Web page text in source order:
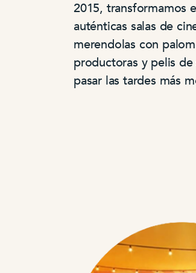
2015, transformamos
auténticas salas de
merendolas con
productoras y pelis
pasar las tardes más